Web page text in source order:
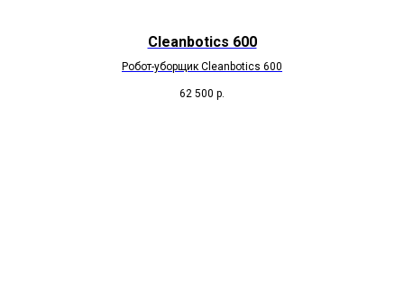
Cleanbotics 600
Робот-уборщик Cleanbotics 600
62 500 р.